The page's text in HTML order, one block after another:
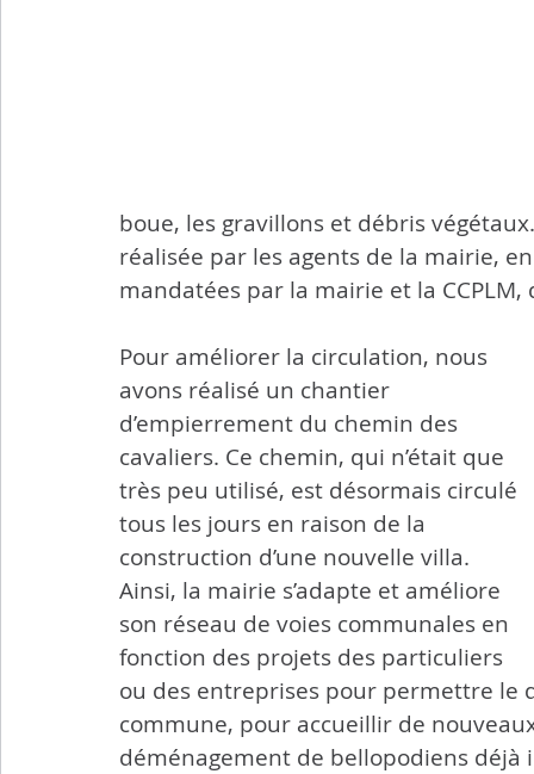
boue, les gravillons et débris
réalisée par les agents de la mairie,
mandatées par la mairie et la
Pour améliorer la circulation, nous
avons réalisé un chantier
d’empierrement du chemin des
cavaliers. Ce chemin, qui n’était que
très peu utilisé, est désormais circulé
tous les jours en raison de la
construction d’une nouvelle villa.
Ainsi, la mairie s’adapte et améliore
son réseau de voies communales en
fonction des projets des particuliers
ou des entreprises pour permettre
commune, pour accueillir de
déménagement de bellopodiens déjà